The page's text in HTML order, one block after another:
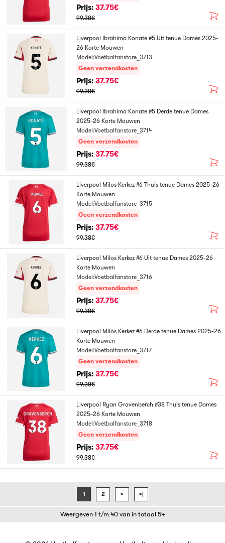
Prijs: 37.75€
99.38€
Liverpool Ibrahima Konate #5 Uit tenue Dames 2025-
26 Korte Mouwen
Model:Voetbalfanstore_3713
Geen verzendkosten
Prijs: 37.75€
99.38€
Liverpool Ibrahima Konate #5 Derde tenue Dames
2025-26 Korte Mouwen
Model:Voetbalfanstore_3714
Geen verzendkosten
Prijs: 37.75€
99.38€
Liverpool Milos Kerkez #6 Thuis tenue Dames 2025-26
Korte Mouwen
Model:Voetbalfanstore_3715
Geen verzendkosten
Prijs: 37.75€
99.38€
Liverpool Milos Kerkez #6 Uit tenue Dames 2025-26
Korte Mouwen
Model:Voetbalfanstore_3716
Geen verzendkosten
Prijs: 37.75€
99.38€
Liverpool Milos Kerkez #6 Derde tenue Dames 2025-26
Korte Mouwen
Model:Voetbalfanstore_3717
Geen verzendkosten
Prijs: 37.75€
99.38€
Liverpool Ryan Gravenberch #38 Thuis tenue Dames
2025-26 Korte Mouwen
Model:Voetbalfanstore_3718
Geen verzendkosten
Prijs: 37.75€
99.38€
1 2 > >|
Weergeven 1 t/m 40 van in totaal 54